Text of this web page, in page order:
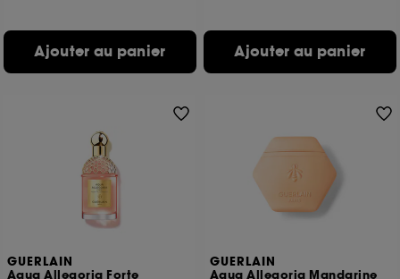
Ajouter au panier Ajouter au panier
GUERLAIN
Aqua Allegoria Forte
GUERLAIN
Aqua Allegoria Mandarine